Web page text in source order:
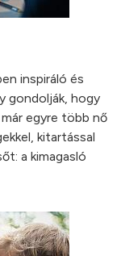
inspiráló és
gondolják, hogy
egyre több nő
kitartással
a kimagasló